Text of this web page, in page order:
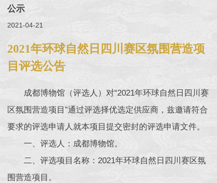
公示
2021-04-21
2021年环球自然日四川赛区氛围营造项
目评选公告
成都博物馆（评选人）对“2021年环球自然日四川赛
区氛围营造项目”通过评选择优选定供应商，兹邀请符合
要求的评选申请人就本项目提交密封的评选申请文件。
一、评选人：成都博物馆。
二、评选项目名称：2021年环球自然日四川赛区氛
围营造项目。